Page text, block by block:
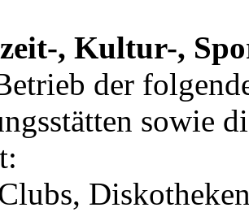
, Kultur-,
der
sowie